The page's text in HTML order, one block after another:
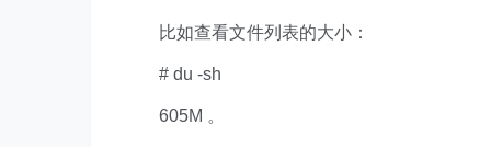
比如查看文件列表的大小：
# du -sh
605M 。